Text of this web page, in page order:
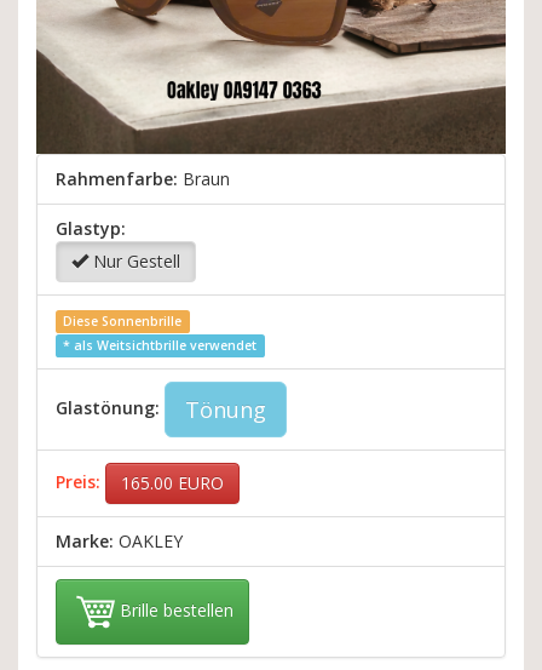
Rahmenfarbe: Braun
Glastyp:
Nur Gestell
Diese Sonnenbrille
* als Weitsichtbrille verwendet
Glastönung: Tönung
Preis: 165.00 EURO
Marke: OAKLEY
Brille bestellen